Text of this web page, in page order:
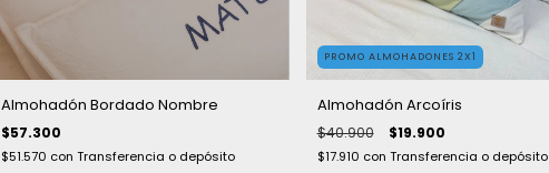
Almohadón Bordado Nombre
$57.300
$51.570 con Transferencia o depósito
PROMO ALMOHADONES 2X1
Almohadón Arcoíris
$40.900 $19.900
$17.910 con Transferencia o depósito